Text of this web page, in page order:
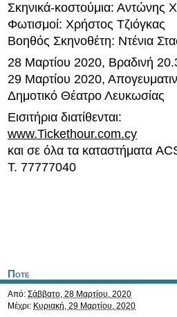
Σκηνικά-κοστούμια: Αντώνης
Φωτισμοί: Χρήστος Τζιόγκας
Βοηθός Σκηνοθέτη: Ντένια
28 Μαρτίου 2020, Βραδινή
29 Μαρτίου 2020,
Δημοτικό Θέατρο Λευκωσίας
Εισιτήρια διατίθενται:
www.Tickethour.com.cy
και σε όλα τα καταστήματα
Τ. 77777040
Ποτε
Από: Σάββατο, 28 Μαρτίου, 2020
Μέχρι: Κυριακή, 29 Μαρτίου, 2020